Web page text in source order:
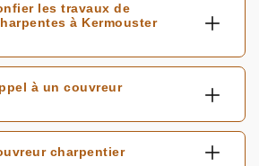
les travaux de
à Kermouster
à un couvreur
charpentier